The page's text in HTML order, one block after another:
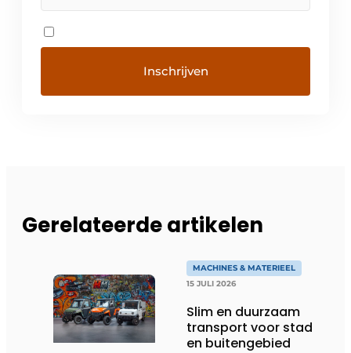
Gerelateerde artikelen
MACHINES & MATERIEEL
15 JULI 2026
Slim en duurzaam
transport voor stad
en buitengebied